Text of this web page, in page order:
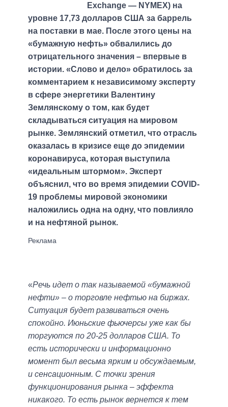
Exchange — NYMEX) на
уровне 17,73 долларов США за баррель
на поставки в мае. После этого цены на
«бумажную нефть» обвалились до
отрицательного значения – впервые в
истории. «Слово и дело» обратилось за
комментарием к независимому эксперту
в сфере энергетики Валентину
Землянскому о том, как будет
складываться ситуация на мировом
рынке. Землянский отметил, что отрасль
оказалась в кризисе еще до эпидемии
коронавируса, которая выступила
«идеальным штормом». Эксперт
объяснил, что во время эпидемии COVID-
19 проблемы мировой экономики
наложились одна на одну, что повлияло
и на нефтяной рынок.
«Речь идет о так называемой «бумажной
нефти» – о торговле нефтью на биржах.
Ситуация будет развиваться очень
спокойно. Июньские фьючерсы уже как бы
торгуются по 20-25 долларов США. То
есть исторически и информационно
момент был весьма ярким и обсуждаемым,
и сенсационным. С точки зрения
функционирования рынка – эффекта
никакого. То есть рынок вернется к тем